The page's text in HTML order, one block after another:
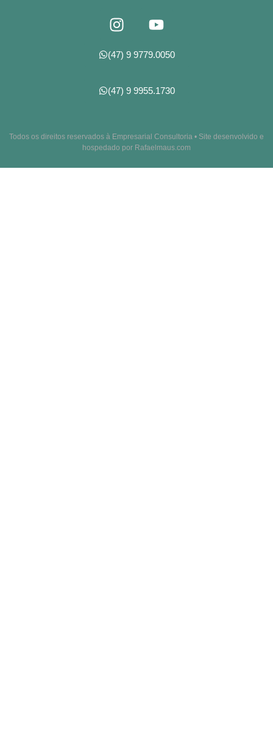
(47) 9 9779.0050
(47) 9 9955.1730
Todos os direitos reservados à Empresarial Consultoria • Site desenvolvido e
hospedado por Rafaelmaus.com